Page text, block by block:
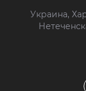
Украина,